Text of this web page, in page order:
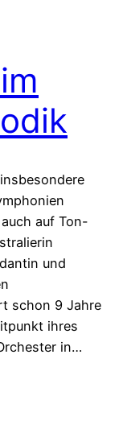
auf Ton-
und
schon 9 Jahre
ihres
in…